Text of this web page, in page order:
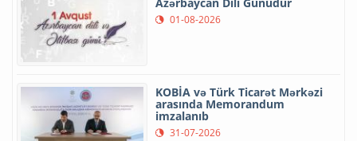
01-08-2026
KOBİA və Türk Ticarət Mərkəzi
arasında Memorandum
imzalanıb
31-07-2026